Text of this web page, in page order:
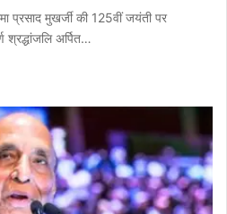
प्रसाद मुखर्जी की 125वीं जयंती पर
श्रद्धांजलि अर्पित…